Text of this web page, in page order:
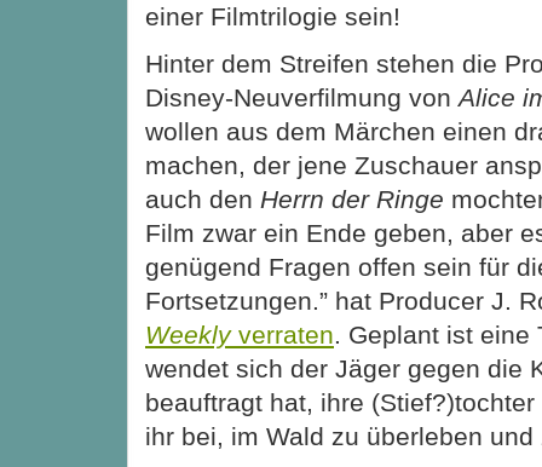
einer Filmtrilogie sein!
Hinter dem Streifen stehen die
Disney-Neuverfilmung vonAlice
wollen aus dem Märchen einen
machen, der jene Zuschauer
auch den Herrn der Ringe
Film zwar ein Ende geben, aber
genügend Fragen offen sein für
Fortsetzungen.” hat Producer J.
Weeklyverraten. Geplant ist eine
wendet sich der Jäger gegen die
beauftragt hat, ihre
ihr bei, im Wald zu überleben